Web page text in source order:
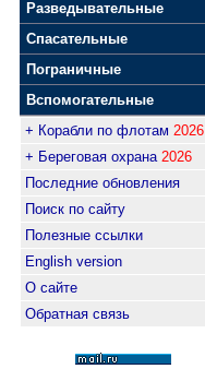
Разведывательные
Спасательные
Пограничные
Вспомогательные
+ Корабли по флотам 2026
+ Береговая охрана 2026
Последние обновления
Поиск по сайту
Полезные ссылки
English version
О сайте
Обратная связь